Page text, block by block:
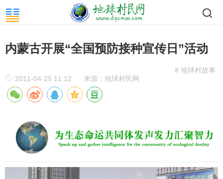
内蒙古开展“全国预防接种宣传日”活动
# 地球村故事
2011-04-25 11:12
来源：地球村民网